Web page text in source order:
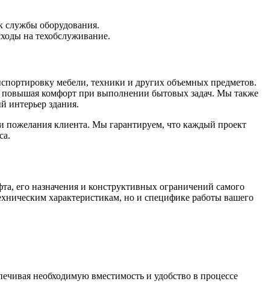
службы оборудования.
на техобслуживание.
мебели, техники и других объемных предметов.
повышая комфорт при выполнении бытовых задач. Мы также
интерьер здания.
пожелания клиента. Мы гарантируем, что каждый проект
его назначения и конструктивных ограничений самого
характеристикам, но и специфике работы вашего
необходимую вместимость и удобство в процессе